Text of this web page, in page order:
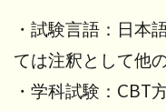
・試験言語：日本
ては注釈として他
・学科試験：CBT